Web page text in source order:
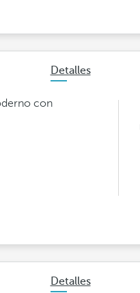
Detalles
con
Detalles